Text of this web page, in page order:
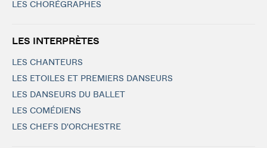
LES CHORÉGRAPHES
LES INTERPRÈTES
LES CHANTEURS
LES ETOILES ET PREMIERS DANSEURS
LES DANSEURS DU BALLET
LES COMÉDIENS
LES CHEFS D'ORCHESTRE